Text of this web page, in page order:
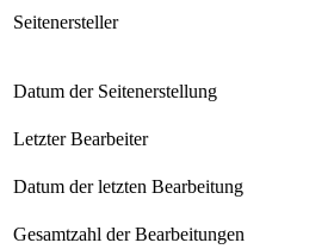
Seitenersteller
Datum der Seitenerstellung
Letzter Bearbeiter
Datum der letzten Bearbeitung
Gesamtzahl der Bearbeitungen